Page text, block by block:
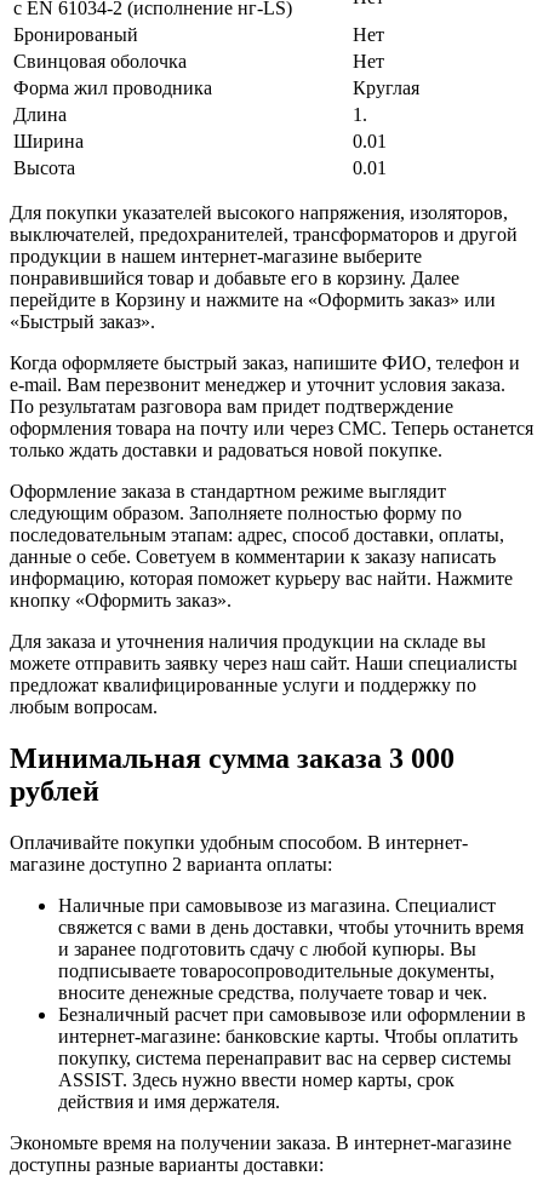
с EN 61034-2 (исполнение нг-LS)
Бронированый
Нет
Свинцовая оболочка
Нет
Форма жил проводника
Круглая
Длина
1.
Ширина
0.01
Высота
0.01
Для покупки указателей высокого напряжения, изоляторов,
выключателей, предохранителей, трансформаторов и другой
продукции в нашем интернет-магазине выберите
понравившийся товар и добавьте его в корзину. Далее
перейдите в Корзину и нажмите на «Оформить заказ» или
«Быстрый заказ».
Когда оформляете быстрый заказ, напишите ФИО, телефон и
e-mail. Вам перезвонит менеджер и уточнит условия заказа.
По результатам разговора вам придет подтверждение
оформления товара на почту или через СМС. Теперь останется
только ждать доставки и радоваться новой покупке.
Оформление заказа в стандартном режиме выглядит
следующим образом. Заполняете полностью форму по
последовательным этапам: адрес, способ доставки, оплаты,
данные о себе. Советуем в комментарии к заказу написать
информацию, которая поможет курьеру вас найти. Нажмите
кнопку «Оформить заказ».
Для заказа и уточнения наличия продукции на складе вы
можете отправить заявку через наш сайт. Наши специалисты
предложат квалифицированные услуги и поддержку по
любым вопросам.
Минимальная сумма заказа 3 000
рублей
Оплачивайте покупки удобным способом. В интернет-
магазине доступно 2 варианта оплаты:
Наличные при самовывозе из магазина. Специалист
свяжется с вами в день доставки, чтобы уточнить время
и заранее подготовить сдачу с любой купюры. Вы
подписываете товаросопроводительные документы,
вносите денежные средства, получаете товар и чек.
Безналичный расчет при самовывозе или оформлении в
интернет-магазине: банковские карты. Чтобы оплатить
покупку, система перенаправит вас на сервер системы
ASSIST. Здесь нужно ввести номер карты, срок
действия и имя держателя.
Экономьте время на получении заказа. В интернет-магазине
доступны разные варианты доставки: